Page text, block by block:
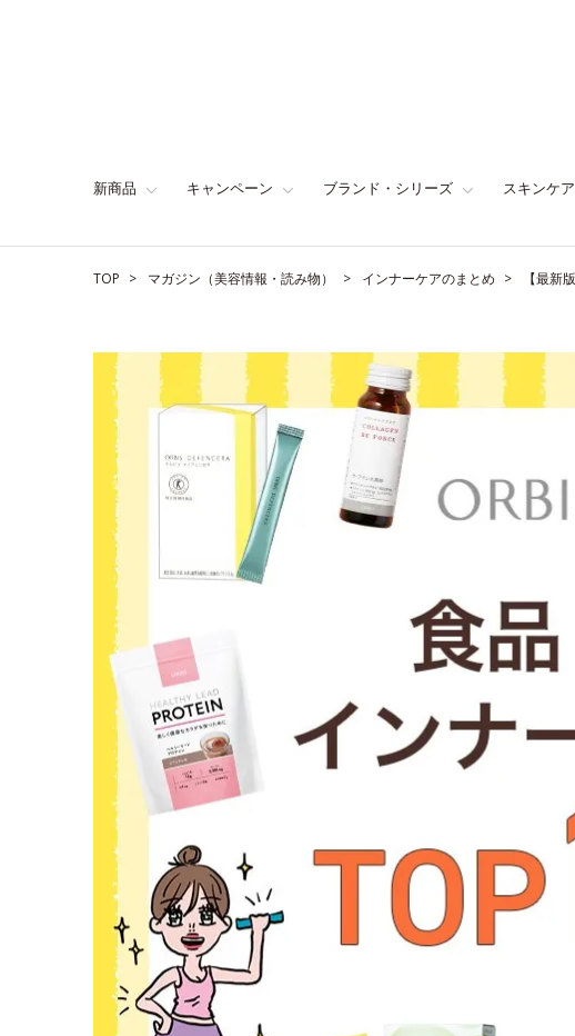
新商品 キャンペーン ブランド・シリーズ スキンケア
TOP マガジン（美容情報・読み物） インナーケアのまとめ 【最新